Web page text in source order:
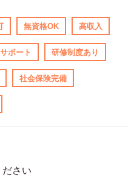
無資格OK 高収入
ポート 研修制度あり
社会保険完備
ださい